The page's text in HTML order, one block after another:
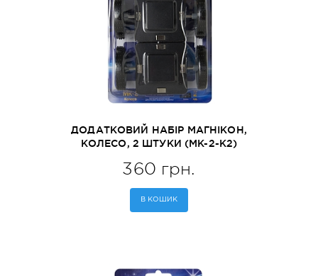
ДОДАТКОВИЙ НАБІР МАГНІКОН,
КОЛЕСО, 2 ШТУКИ (MK-2-К2)
360 грн.
В КОШИК